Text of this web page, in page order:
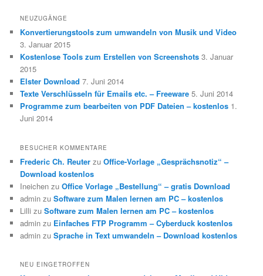
NEUZUGÄNGE
Konvertierungstools zum umwandeln von Musik und Video
3. Januar 2015
Kostenlose Tools zum Erstellen von Screenshots 3. Januar
2015
Elster Download 7. Juni 2014
Texte Verschlüsseln für Emails etc. – Freeware 5. Juni 2014
Programme zum bearbeiten von PDF Dateien – kostenlos 1.
Juni 2014
BESUCHER KOMMENTARE
Frederic Ch. Reuter zuOffice-Vorlage „Gesprächsnotiz“ –
Download kostenlos
Ineichen zuOffice Vorlage „Bestellung“ – gratis Download
admin zuSoftware zum Malen lernen am PC – kostenlos
Lilli zuSoftware zum Malen lernen am PC – kostenlos
admin zu Einfaches FTP Programm – Cyberduck kostenlos
admin zuSprache in Text umwandeln – Download kostenlos
NEU EINGETROFFEN